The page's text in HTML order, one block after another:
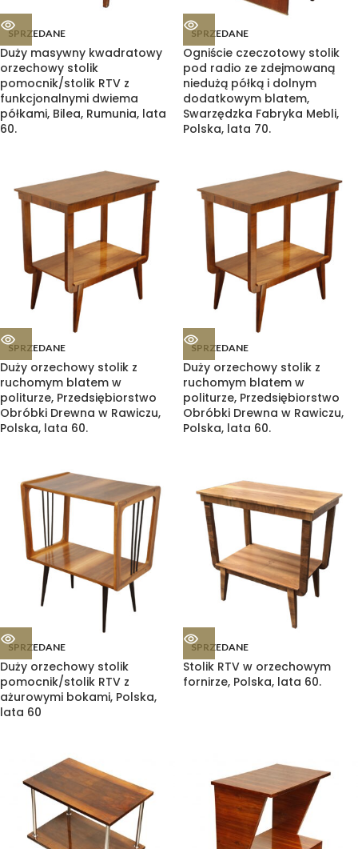
SPRZEDANE
Duży masywny kwadratowy
orzechowy stolik
pomocnik/stolik RTV z
funkcjonalnymi dwiema
półkami, Bilea, Rumunia, lata
60.
SPRZEDANE
Ogniście czeczotowy stolik
pod radio ze zdejmowaną
niedużą półką i dolnym
dodatkowym blatem,
Swarzędzka Fabryka Mebli,
Polska, lata 70.
SPRZEDANE
Duży orzechowy stolik z
ruchomym blatem w
politurze, Przedsiębiorstwo
Obróbki Drewna w Rawiczu,
Polska, lata 60.
SPRZEDANE
Duży orzechowy stolik z
ruchomym blatem w
politurze, Przedsiębiorstwo
Obróbki Drewna w Rawiczu,
Polska, lata 60.
SPRZEDANE
Duży orzechowy stolik
pomocnik/stolik RTV z
ażurowymi bokami, Polska,
lata 60
SPRZEDANE
Stolik RTV w orzechowym
fornirze, Polska, lata 60.